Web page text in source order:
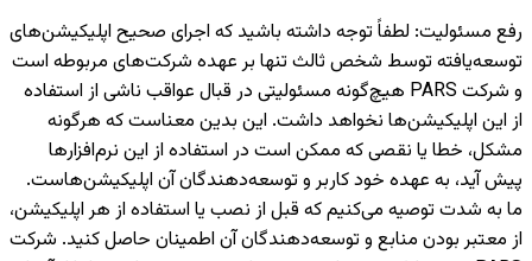
رفع مسئولیت: لطفاً توجه داشته باشید که اجرای صحیح اپلیکیشن‌های
توسعه‌یافته توسط شخص ثالث تنها بر عهده شرکت‌های مربوطه است
و شرکت PARS هیچ‌گونه مسئولیتی در قبال عواقب ناشی از استفاده
از این اپلیکیشن‌ها نخواهد داشت. این بدین معناست که هرگونه
مشکل، خطا یا نقصی که ممکن است در استفاده از این نرم‌افزارها
پیش آید، به عهده خود کاربر و توسعه‌دهندگان آن اپلیکیشن‌هاست.
ما به شدت توصیه می‌کنیم که قبل از نصب یا استفاده از هر اپلیکیشن،
از معتبر بودن منابع و توسعه‌دهندگان آن اطمینان حاصل کنید. شرکت